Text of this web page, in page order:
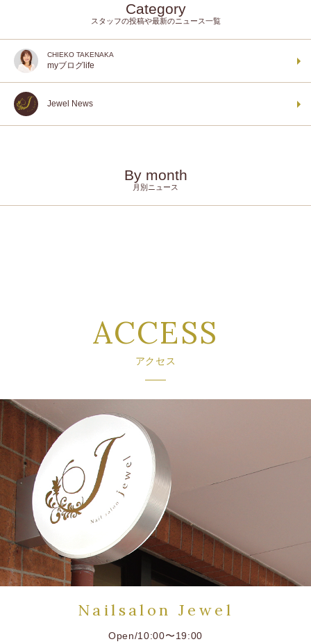
Category
スタッフの投稿や最新のニュース一覧
CHIEKO TAKENAKA
myブログlife
Jewel News
By month
月別ニュース
ACCESS
アクセス
Nailsalon Jewel
Open/10:00〜19:00